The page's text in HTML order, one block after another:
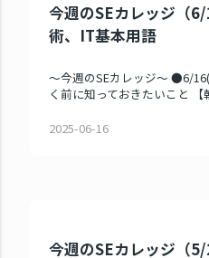
今週のSEカレッジ（
術、IT基本用語
～今週のSEカレッジ～ ●6/
く前に知っておきたいこと
2025-06-16
今週のSEカレッジ（